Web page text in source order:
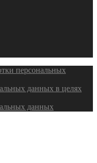
персональных
данных в целях
данных